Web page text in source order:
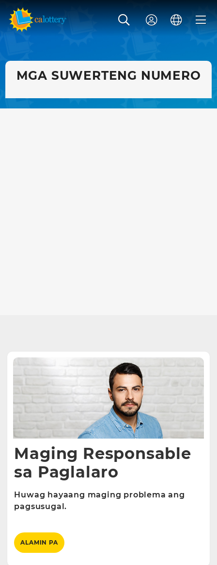
MGA SUWERTENG NUMERO
Maging Responsable
sa Paglalaro
Huwag hayaang maging problema ang
pagsusugal.
ALAMIN PA